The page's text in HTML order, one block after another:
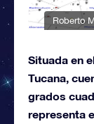
Roberto
Situada en
Tucana,
grados
representa